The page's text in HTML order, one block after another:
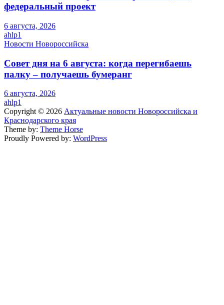
федеральный проект
6 августа, 2026
ahlp1
Новости Новороссийска
Совет дня на 6 августа: когда перегибаешь
палку – получаешь бумеранг
6 августа, 2026
ahlp1
Copyright © 2026 Актуальные новости Новороссийска и
Краснодарского края
Theme by: Theme Horse
Proudly Powered by: WordPress